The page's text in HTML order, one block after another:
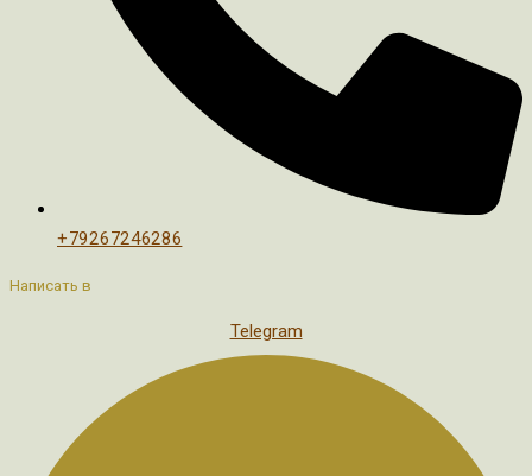
+79267246286
Написать в
Telegram